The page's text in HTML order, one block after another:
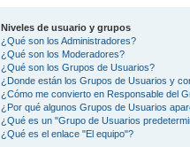
Niveles de usuario y grupos
¿Qué son los Administradores?
¿Qué son los Moderadores?
¿Qué son los Grupos de Usuarios?
¿Donde están los Grupos de Usuarios y
¿Cómo me convierto en Responsable del
¿Por qué algunos Grupos de Usuarios
¿Qué es un "Grupo de Usuarios
¿Qué es el enlace "El equipo"?